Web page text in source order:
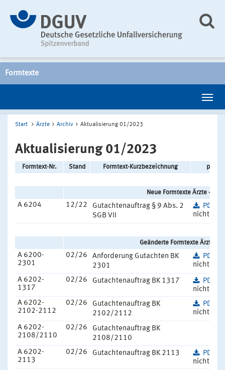
Formtexte
Start Ärzte Archiv Aktualisierung 01/2023
Aktualisierung 01/2023
Formtext-Nr. Stand Formtext-Kurzbezeichnung pdf/
Neue Formtexte Ärzte - 01/
A 6204 12/22
Gutachtenauftrag § 9 Abs. 2
SGB VII
PDF
nicht
Geänderte Formtexte Ärzte -
A 6200-
2301
02/26
Anforderung Gutachten BK
2301
PDF
nicht
A 6202-
1317
02/26 Gutachtenauftrag BK 1317 PDF
nicht
A 6202-
2102-2112
02/26
Gutachtenauftrag BK
2102/2112
PDF
nicht
A 6202-
2108/2110
02/26
Gutachtenauftrag BK
2108/2110
A 6202-
2113
02/26 Gutachtenauftrag BK 2113 PDF
nicht